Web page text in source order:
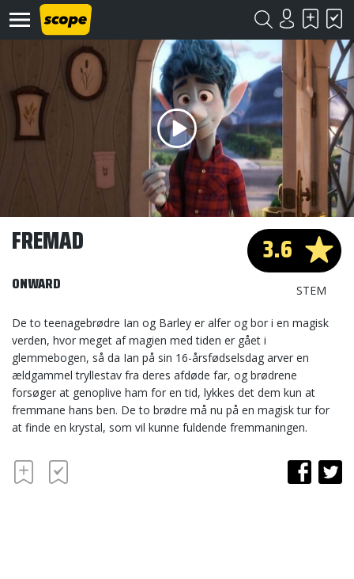
Om
Scope
3.6
STEM
FREMAD
ONWARD
De to teenagebrødre Ian og Barley er alfer og bor i en magisk
verden, hvor meget af magien med tiden er gået i
glemmebogen, så da Ian på sin 16-årsfødselsdag arver en
ældgammel tryllestav fra deres afdøde far, og brødrene
forsøger at genoplive ham for en tid, lykkes det dem kun at
fremmane hans ben. De to brødre må nu på en magisk tur for
at finde en krystal, som vil kunne fuldende fremmaningen.